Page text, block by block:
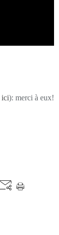
ici): merci à eux!